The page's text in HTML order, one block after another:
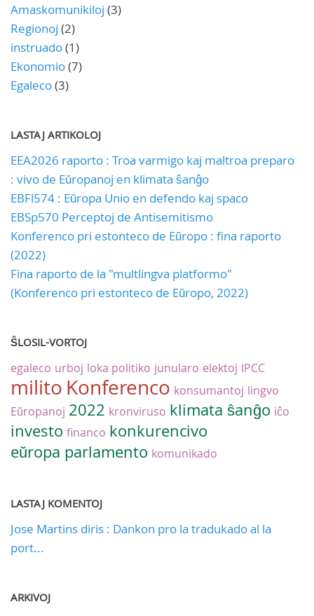
Amaskomunikiloj (3)
Regionoj (2)
instruado(1)
Ekonomio(7)
Egaleco(3)
LASTAJ ARTIKOLOJ
EEA2026 raporto : Troa varmigo kaj maltroa preparo
: vivo de Eŭropanoj en klimata ŝanĝo
EBFl574 : Eŭropa Unio en defendo kaj spaco
EBSp570 Perceptoj de Antisemitismo
Konferenco pri estonteco de Eŭropo : fina raporto
(2022)
Fina raporto de la "multlingva platformo"
(Konferenco pri estonteco de Eŭropo, 2022)
ŜLOSIL-VORTOJ
egaleco urboj loka politiko junularo elektoj IPCC
milito Konferenco konsumantoj lingvo
Eŭropanoj 2022 kronviruso klimata ŝanĝo iĉo
investo financo konkurencivo
eŭropa parlamento komunikado
LASTAJ KOMENTOJ
Jose Martins diris : Dankon pro la tradukado al la
port...
ARKIVOJ